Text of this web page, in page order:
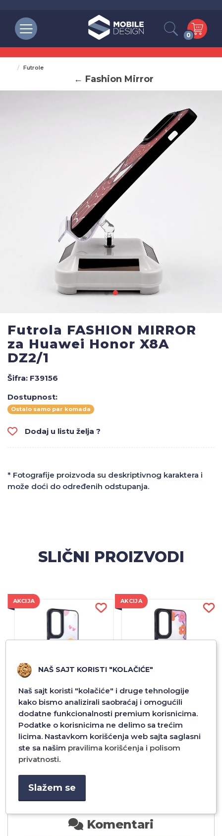
0
Futrole
← Fashion Mirror
Futrola FASHION MIRROR
za Huawei Honor X8A
DZ2/1
Šifra: F39156
Dostupnost:
Ostalo samo par komada
Dodaj u listu želja ?
* Fotografije proizvoda su deskriptivnog karaktera i
može doći do određenih odstupanja.
SLIČNI PROIZVODI
AKCIJA
FUTROLA FASHION MIRROR
ZA SAMSUNG S23 FE DZ2/6
1.296,00 RSD
AKCIJA
FUTROLA FASHION MIRROR
ZA SAMSUNG S23 FE DZ2/5
1.296,00 RSD
Komentari
NAŠ SAJT KORISTI "KOLAČIĆE"
Naš sajt koristi "kolačiće" i druge tehnologije
kako bismo analizirali saobraćaj i omogućili
dodatne funkcionalnosti premium korisnicima.
Podatke o korisnicima ne delimo sa trećim
licima. Nastavkom korišćenja web sajta saglasni
ste sa našim pravilima korišćenja i polisom
privatnosti.
Slažem se